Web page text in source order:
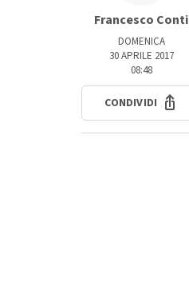
Francesco Conti
DOMENICA
30 APRILE 2017
08:48
CONDIVIDI